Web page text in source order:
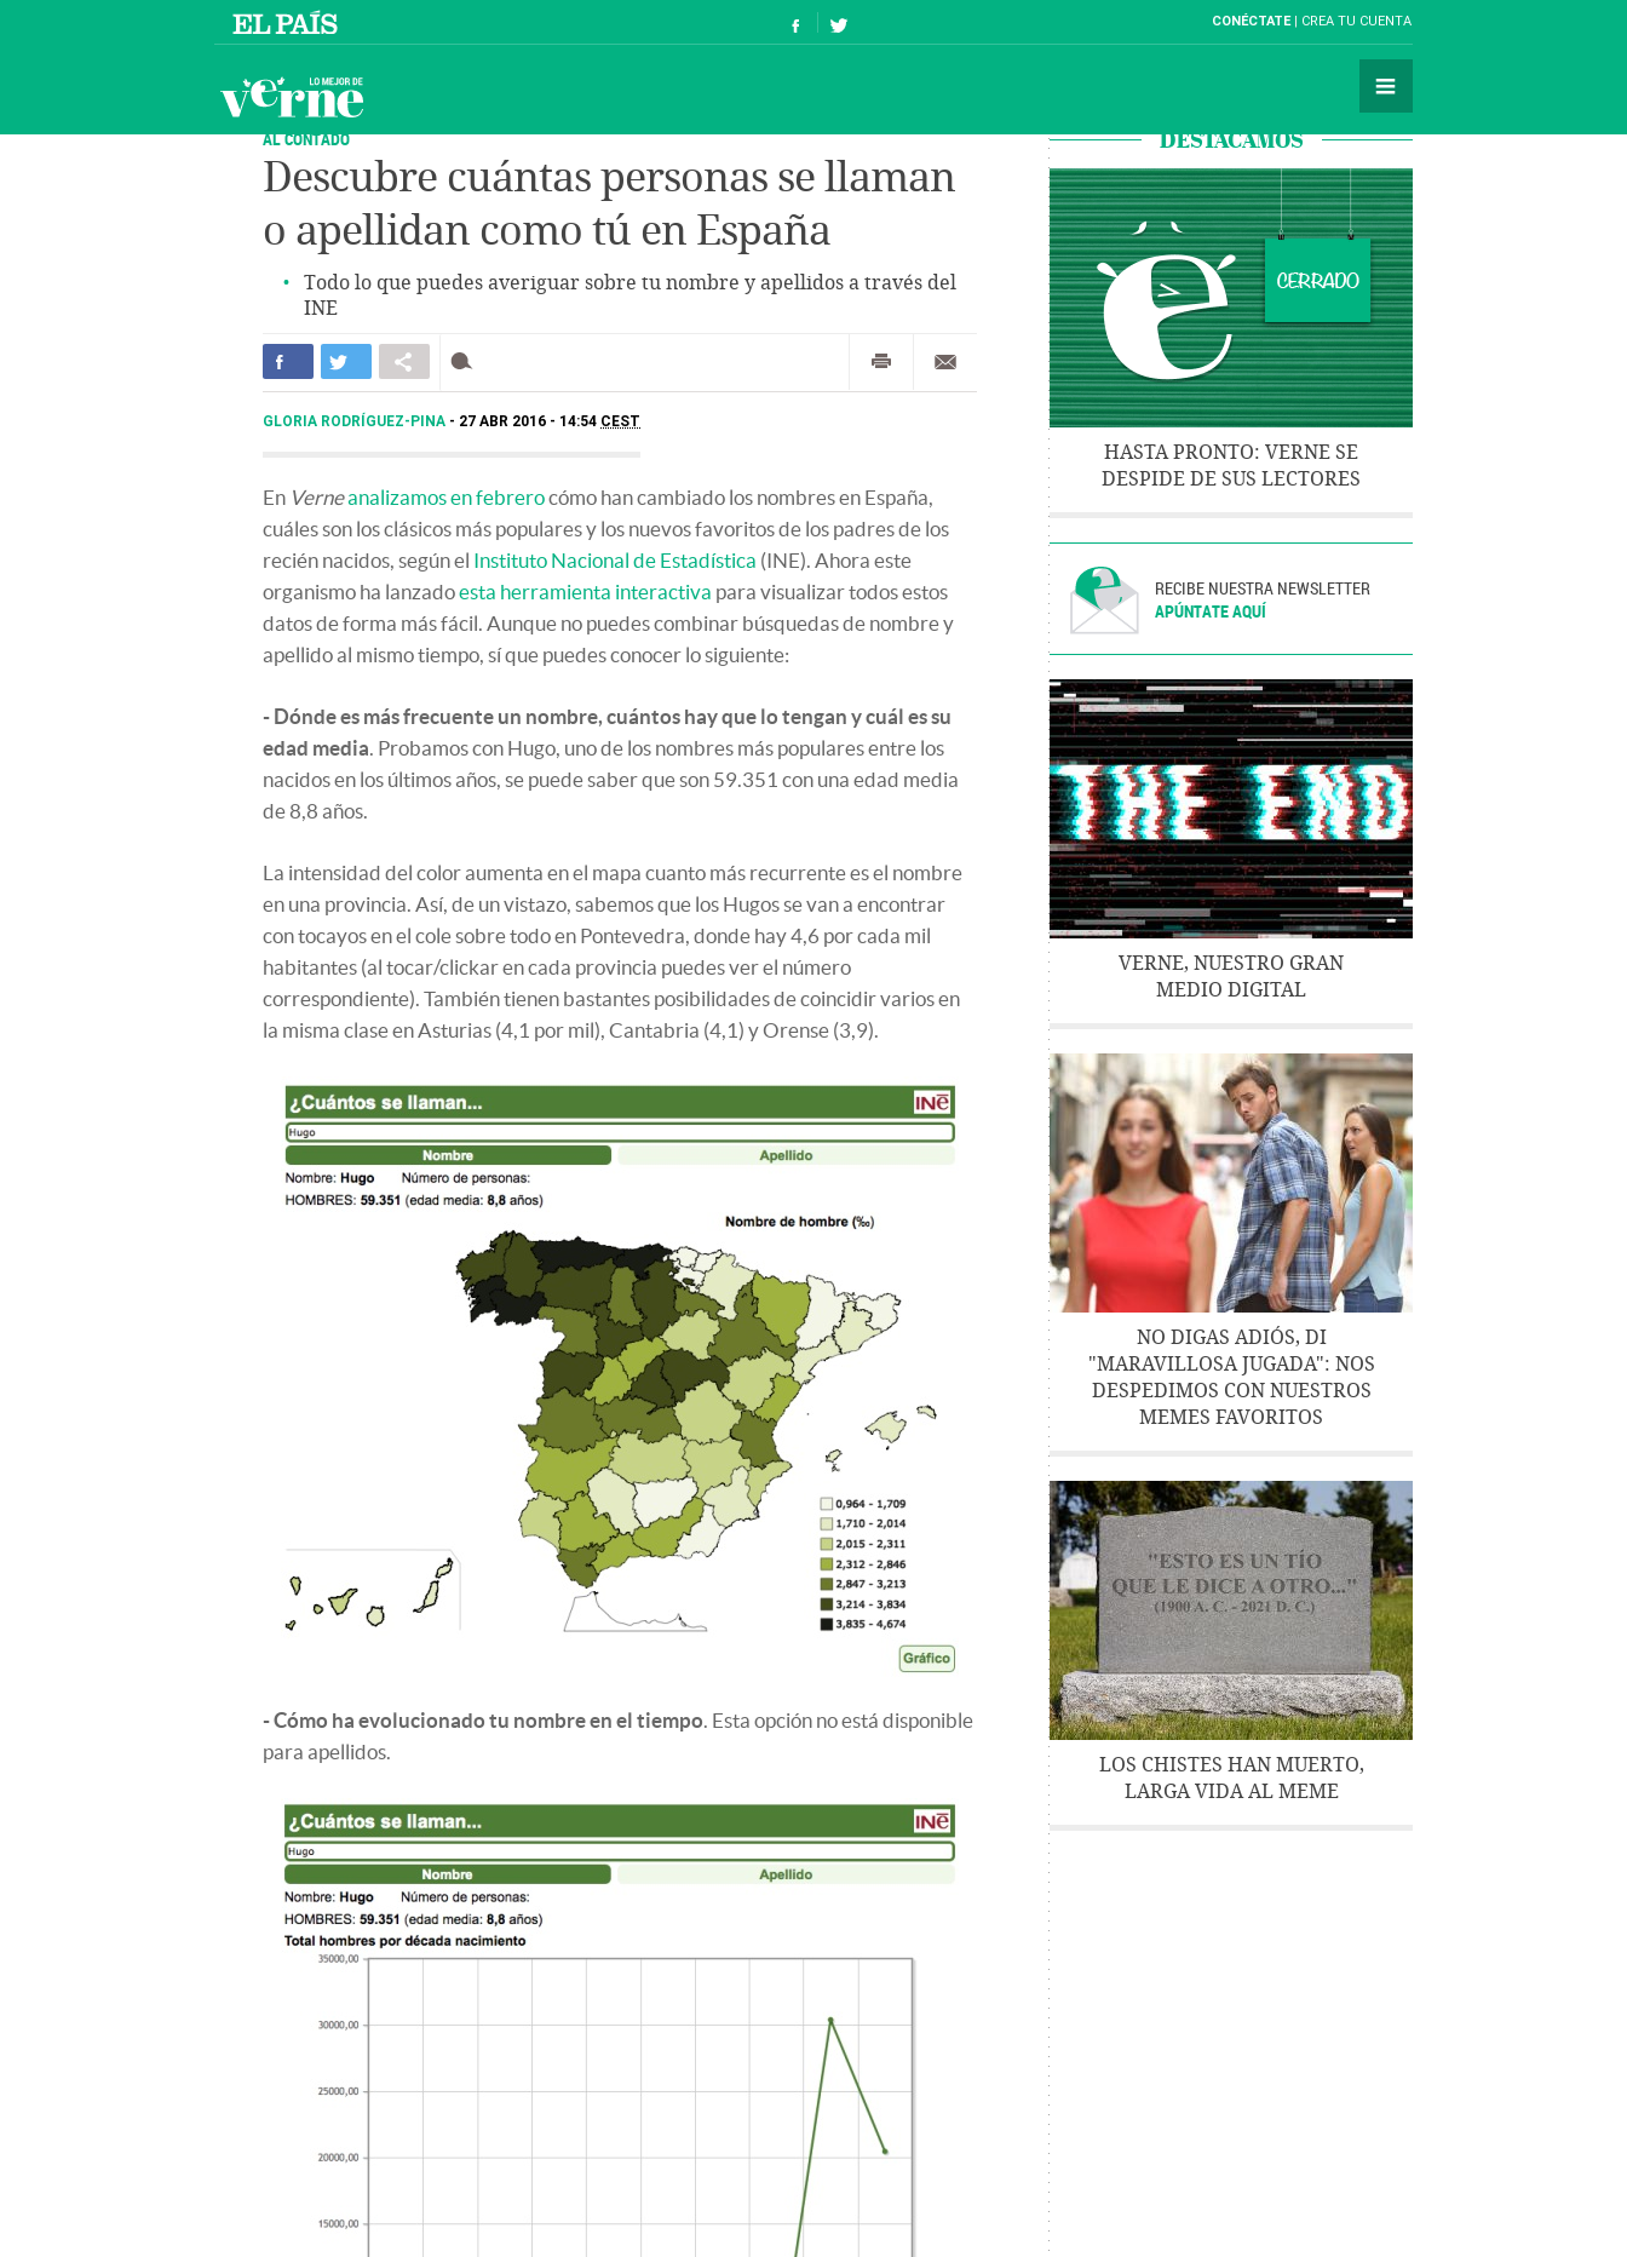
CONÉCTATE CREA TU CUENTA
AL CONTADO
Descubre cuántas personas se llaman
o apellidan como tú en España
Todo lo que puedes averiguar sobre tu nombre y apellidos a través del
INE
GLORIA RODRÍGUEZ-PINA 27 ABR 2016 - 14:54 CEST
En Verneanalizamos en febrerocómo han cambiado los nombres en España,
cuáles son los clásicos más populares y los nuevos favoritos de los padres de los
recién nacidos, según el Instituto Nacional de Estadística (INE). Ahora este
organismo ha lanzadoesta herramienta interactiva para visualizar todos estos
datos de forma más fácil. Aunque no puedes combinar búsquedas de nombre y
apellido al mismo tiempo, sí que puedes conocer lo siguiente:
- Dónde es más frecuente un nombre, cuántos hay que lo tengan y cuál es su
edad media. Probamos con Hugo, uno de los nombres más populares entre los
nacidos en los últimos años, se puede saber que son 59.351 con una edad media
de8,8 años.
La intensidad del color aumenta en el mapa cuanto más recurrente es el nombre
en una provincia. Así, de un vistazo, sabemos que los Hugos se van a encontrar
con tocayos en el cole sobre todo en Pontevedra, donde hay 4,6 por cada mil
habitantes (al tocar/clickar en cada provincia puedes ver el número
correspondiente). También tienen bastantes posibilidades de coincidir varios en
la misma clase en Asturias (4,1 por mil), Cantabria (4,1) y Orense (3,9).
- Cómo ha evolucionado tu nombre en el tiempo. Esta opción no está disponible
para apellidos.
DESTACAMOS
HASTA PRONTO: VERNE SE
DESPIDE DE SUS LECTORES
RECIBE NUESTRA NEWSLETTER
APÚNTATE AQUÍ
VERNE, NUESTRO GRAN
MEDIO DIGITAL
NO DIGAS ADIÓS, DI
"MARAVILLOSA JUGADA": NOS
DESPEDIMOS CON NUESTROS
MEMES FAVORITOS
LOS CHISTES HAN MUERTO,
LARGA VIDA AL MEME